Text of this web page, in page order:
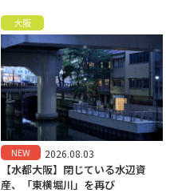
大阪
NEW 2026.08.03
【水都大阪】閉じている水辺資
産、「東横堀川」を再び